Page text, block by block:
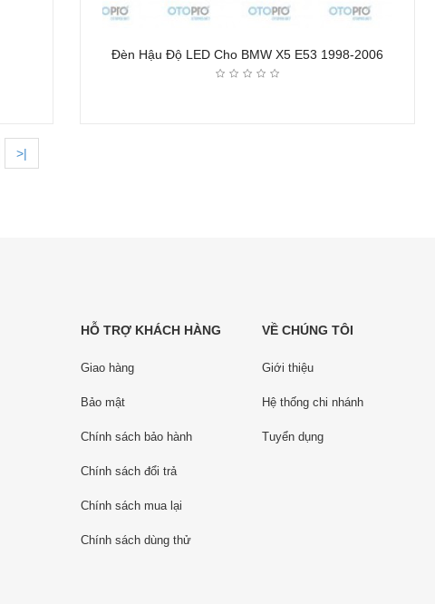
Đèn Hậu Độ LED Cho BMW X5 E53 1998-2006
>|
HỖ TRỢ KHÁCH HÀNG
Giao hàng
Bảo mật
Chính sách bảo hành
Chính sách đổi trả
Chính sách mua lại
Chính sách dùng thử
VỀ CHÚNG TÔI
Giới thiệu
Hệ thống chi nhánh
Tuyển dụng